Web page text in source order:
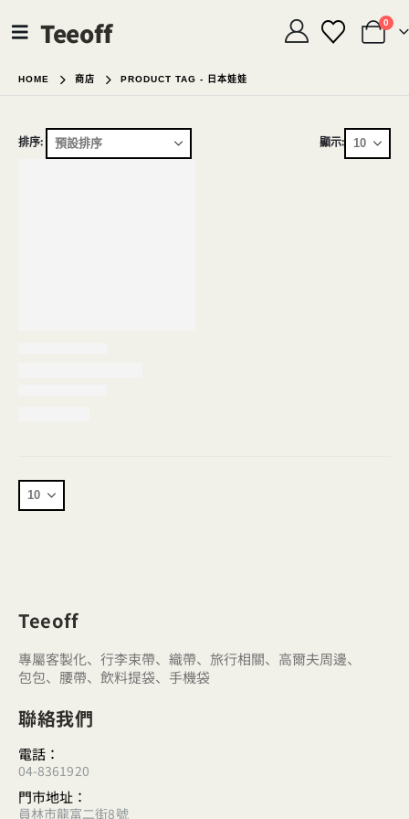
Teeoff 0
HOME 商店 PRODUCT TAG - 日本娃娃
排序: 顯示:
Teeoff
專屬客製化、行李束帶、織帶、旅行相關、高爾夫周邊、
包包、腰帶、飲料提袋、手機袋
聯絡我們
電話：
04-8361920
門市地址：
員林市龍富二街8號